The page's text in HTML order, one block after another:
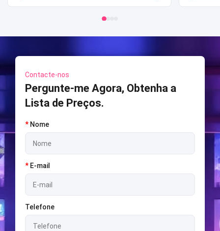
automática de pipoca para shopping
Contacte-nos
Pergunte-me Agora, Obtenha a
Lista de Preços.
* Nome
* E-mail
Telefone